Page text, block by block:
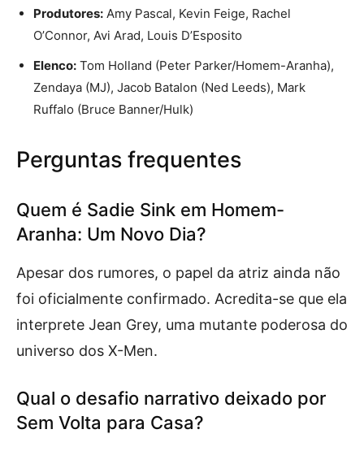
Produtores: Amy Pascal, Kevin Feige, Rachel
O’Connor, Avi Arad, Louis D’Esposito
Elenco: Tom Holland (Peter Parker/Homem-Aranha),
Zendaya (MJ), Jacob Batalon (Ned Leeds), Mark
Ruffalo (Bruce Banner/Hulk)
Perguntas frequentes
Quem é Sadie Sink em Homem-
Aranha: Um Novo Dia?
Apesar dos rumores, o papel da atriz ainda não
foi oficialmente confirmado. Acredita-se que ela
interprete Jean Grey, uma mutante poderosa do
universo dos X-Men.
Qual o desafio narrativo deixado por
Sem Volta para Casa?